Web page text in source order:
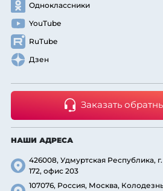
Одноклассники
YouTube
RuTube
Дзен
Заказать
НАШИ АДРЕСА
426008, Удмуртская Республика,
172, офис 203
107076, Россия, Москва,